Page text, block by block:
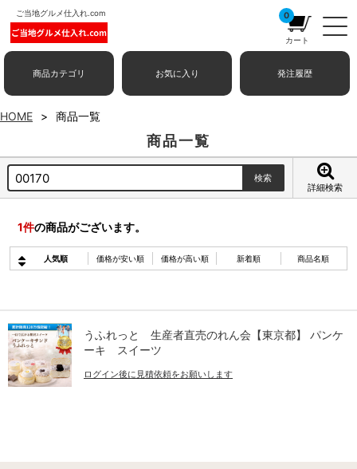
ご当地グルメ仕入れ.com 0
カート
商品カテゴリ お気に入り 発注履歴
HOME 商品一覧
商品一覧
詳細検索
1件の商品がございます。
人気順 価格が安い順 価格が高い順 新着順 商品名順
うふれっと 生産者直売のれん会【東京都】 パンケ
ーキ スイーツ
ログイン後に見積依頼をお願いします